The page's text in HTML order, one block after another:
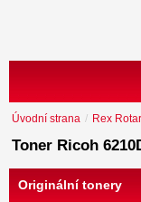
Úvodní strana / Rex
Toner Ricoh
Originální tonery